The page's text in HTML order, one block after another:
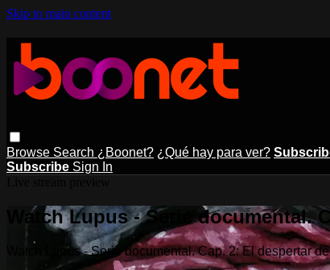
Skip to main content
Browse Search ¿Boonet? ¿Qué hay para ver?
Subscribe Sign In
Watch Lupus - Serie documental.
Watch Lupus - Serie documental. Cap. 2: El despertar